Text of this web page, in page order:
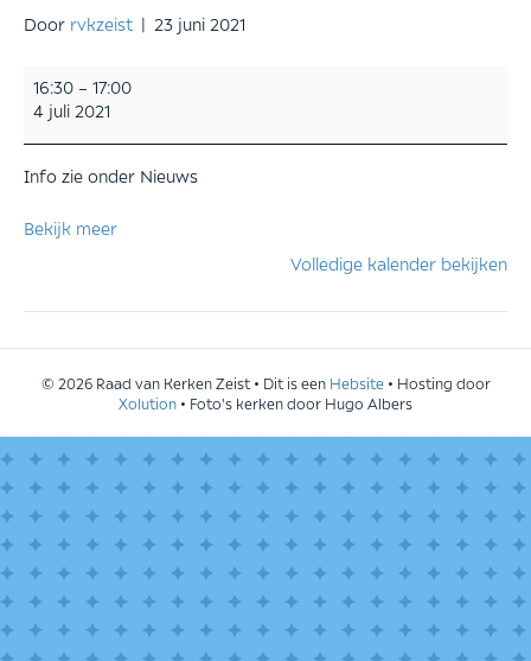
Door rvkzeist | 23 juni 2021
Zeist
16:30 – 17:00
4 juli 2021
Info zie onder Nieuws
Bekijk meer
Volledige kalender bekijken
© 2026 Raad van Kerken Zeist • Dit is een Hebsite• Hosting door
Xolution • Foto's kerken door Hugo Albers